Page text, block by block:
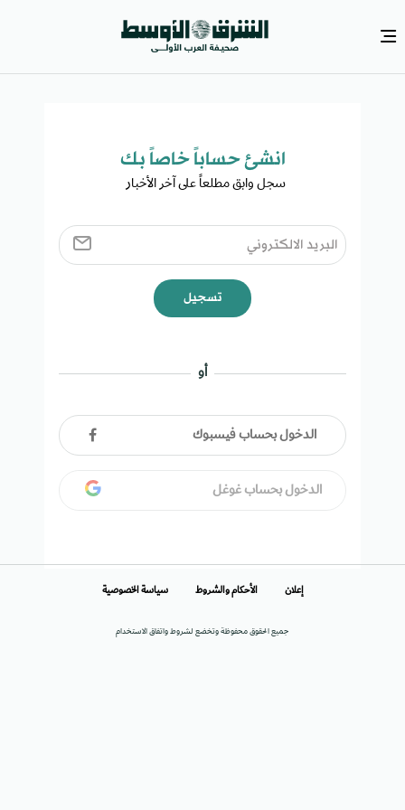
انشئ حساباً خاصاً بك​
سجل وابق مطلعاً على آخر الأخبار ​
تسجيل
أو
الدخول بحساب فيسبوك
الدخول بحساب غوغل
جميع الحقوق محفوظة وتخضع لشروط واتفاق الاستخدام
إعلان الأحكام والشروط سياسة الخصوصية